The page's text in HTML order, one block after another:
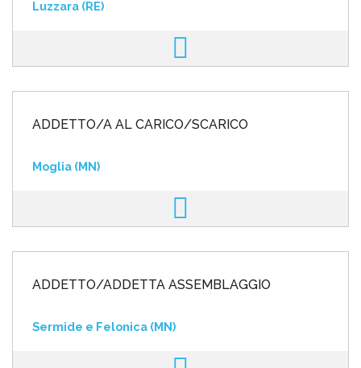
Luzzara (RE)
ADDETTO/A AL CARICO/SCARICO
Moglia (MN)
ADDETTO/ADDETTA ASSEMBLAGGIO
Sermide e Felonica (MN)